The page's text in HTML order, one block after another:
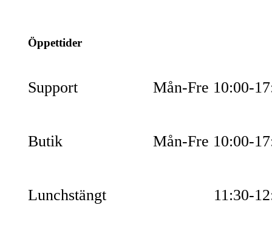
Öppettider
Support Mån-Fre 10:00-
Butik Mån-Fre 10:00-
Lunchstängt 11:30-